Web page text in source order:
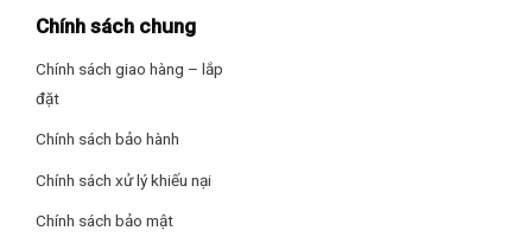
– Chế độ ngủ đêm tránh buốt
– Hẹn giờ bật tắt máy
– Chức năng tự làm sạch
Công nghệ Jet Cool làm lạnh nhanh chóng
phút. Khi bật chế độ Jet Cool máy sẽ tăng cường công suất
làm lạnh và tạo ra luồng khí lạnh mạnh mẽ, giúp phòng hạ
Chính sách chung
Chính sách giao hàng – lắp
đặt
Chính sách bảo hành
Chính sách xử lý khiếu nại
Chính sách bảo mật